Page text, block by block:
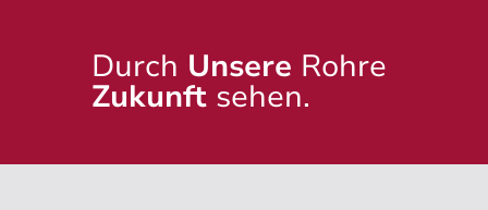
Durch Unsere Rohre
Zukunft sehen.